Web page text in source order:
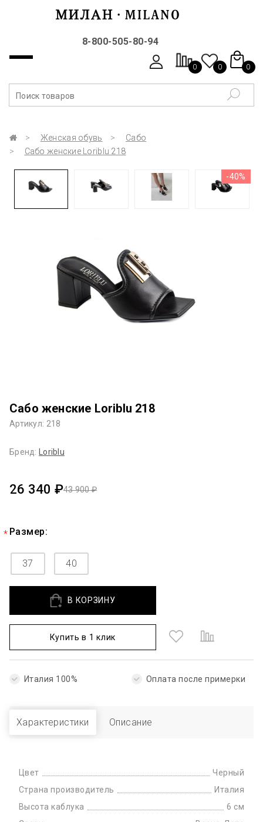
8-800-505-80-94
0 0 0
Женская обувь
Сабо
Сабо женские Loriblu 218
-40%
Сабо женские Loriblu 218
Артикул: 218
Бренд: Loriblu
43 900 ₽
26 340 ₽
Размер:
37 40
В КОРЗИНУ
Купить в 1 клик
Италия 100% Оплата после примерки
Характеристики Описание
Цвет
Черный
Страна производитель
Италия
Высота каблука
6 см